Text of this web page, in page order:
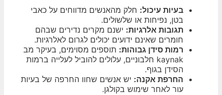
בעיות עיכול:חלק מהאנשים מדווחים על כאבי
בטן, נפיחות או שלשולים.
תגובות אלרגיות:ישנם מקרים נדירים שבהם
חומרים שאינם ידועים יכולים לגרום לאלרגיות.
רמות סידן גבוהות:תוספים מסוימים, בעיקר מב
kaynak חלבוניים, עלולים להוביל לעלייה ברמות
הסידן בגוף.
החרפת אקנה:יש אנשים שחוו החרפה של בעיות
עור לאחר שימוש בקולגן.